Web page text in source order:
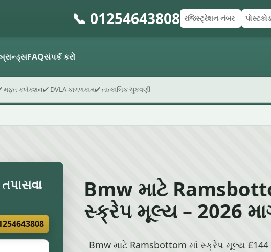
📞 01254643808રજિસ્ટ્રેશન નંબર
પોસ્ટકોડ
ફોર્મ સબમિટ કરો
FAQસંપર્ક કરો
મફત કલેક્શન✔ DVLA કાગળકામ✔ તાત્કાલિક ચુકવણી
Bmw માટે
સ્ક્રેપ મૂલ્ય – 2026
Bmw માટે Ramsbottom માં સ્ક્રેપ મૂલ્ય